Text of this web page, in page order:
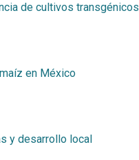
de cultivos transgénicos
en México
y desarrollo local